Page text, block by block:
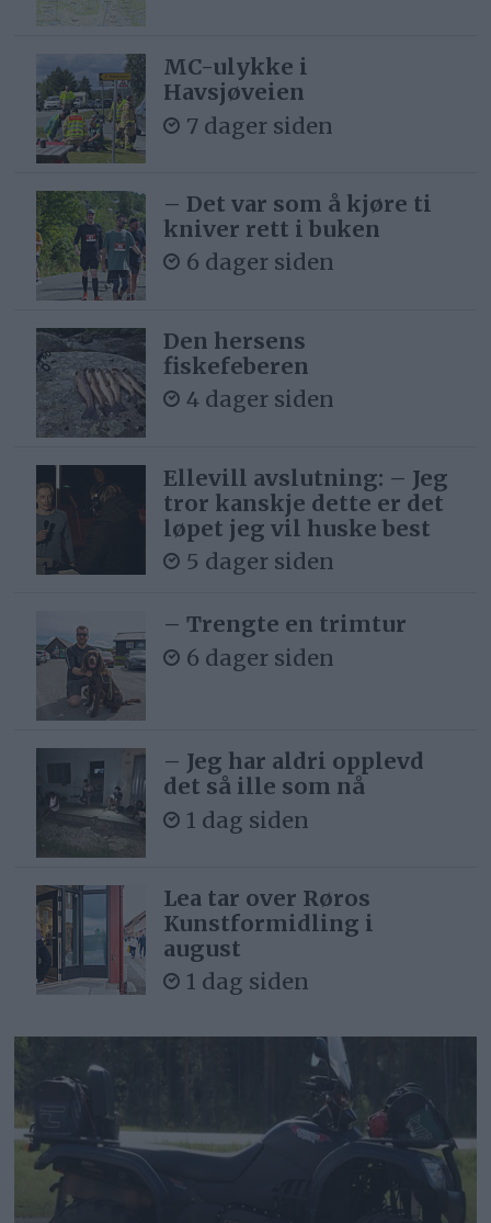
MC-ulykke i
Havsjøveien
7 dager siden
– Det var som å kjøre ti
kniver rett i buken
6 dager siden
Den hersens
fiskefeberen
4 dager siden
Ellevill avslutning: – Jeg
tror kanskje dette er det
løpet jeg vil huske best
5 dager siden
– Trengte en trimtur
6 dager siden
– Jeg har aldri opplevd
det så ille som nå
1 dag siden
Lea tar over Røros
Kunstformidling i
august
1 dag siden